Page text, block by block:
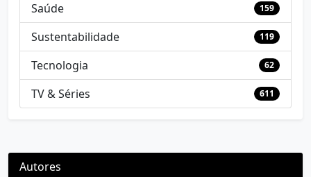
Saúde 159
Sustentabilidade 119
Tecnologia 62
TV & Séries 611
Autores